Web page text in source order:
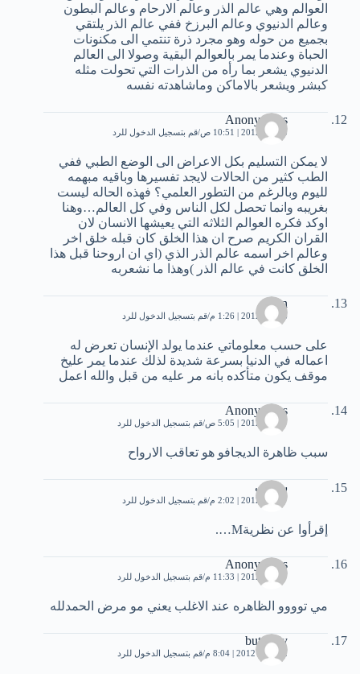
العوالم وهي عالم الذر وعالم الارحام وعالم البطون
وعالم الدنيوي وعالم البرزخ ففي عالم الذر يلتقي
بجميع من حوله وهو مجرد ذرة تنتمي الى مكنونات
الحباة وعندما يمر بالعوالم البقية وصولا الى العالم
الدنيوي يشعر بما رأه من الذرات التي تحولت مثله
كبشر ويشعر بالاماكن وماشاهدته نفسه
Anonymous
5 مايو، 2012 | 10:51 ص قم بتسجيل الدخول للرد
لا يمكن التسليم بكل الاعراض الى الوضع الطبي ففي
الطب كثير من الحالات لايجد تفسيرها وباقيه مبهمه
لليوم وبالرغم من التطور العلمي؟ فهذه الحاله ليست
بغريبه وانما تحصل لكل الناس وفي كل العالم…وهنا
اوكد فكره العوالم الثلاثه التي يعيشها الانسان لان
القران الكريم صرح ان هذا الخلق كان قبله خلق اخر
وعالم اخر اسمه عالم الذر الذي (اي ان اروحنا قبل هذا
الخلق كانت في عالم الذر )وهذا ما نشعربه
n
6 مايو، 2012 | 1:26 م قم بتسجيل الدخول للرد
على حسب معلوماتي عندما يولد الإنسان تعرض له
اعماله في الدنيا بسرعة شديدة لذلك عندما يمر عليخ
موقف يكون متأكده بانه مر عليه من قبل والله اعمل
Anonymous
7 مايو، 2012 | 5:05 ص قم بتسجيل الدخول للرد
سبب ظاهرة الديجافو هو تعاقب الارواح
سراب
7 مايو، 2012 | 2:02 م قم بتسجيل الدخول للرد
إقرأوا عن نظريةM….
Anonymous
7 مايو، 2012 | 11:33 م قم بتسجيل الدخول للرد
مي توووو الظاهره عند الاغلب يعني مو مرض الحمدلله
butterfly
12 مايو، 2012 | 8:04 م قم بتسجيل الدخول للرد